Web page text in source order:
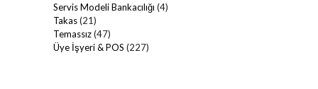
Servis Modeli Bankacılığı (4)
Takas(21)
Temassız(47)
Üye İşyeri & POS (227)